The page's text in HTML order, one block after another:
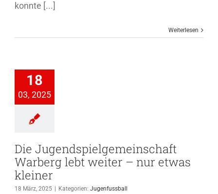
konnte [...]
Weiterlesen
18
03, 2025
lebt
– nur
kleiner
Die Jugendspielgemeinschaft
Warberg lebt weiter – nur etwas
kleiner
18 März, 2025 Kategorien: Jugenfussball